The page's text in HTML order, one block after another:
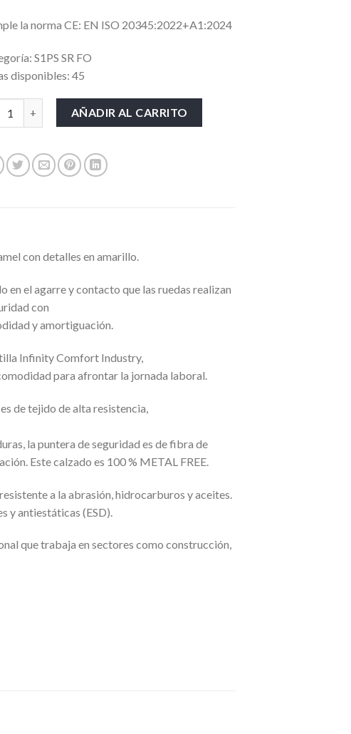
la norma CE: EN ISO 20345:2022+A1:2024
S1PS SR FO
disponibles: 45
DAKAR S1P SRC cantidad
AÑADIR AL CARRITO
con detalles en amarillo.
en el agarre y contacto que las ruedas realizan
con
y amortiguación.
Infinity Comfort Industry,
para afrontar la jornada laboral.
de tejido de alta resistencia,
la puntera de seguridad es de fibra de
Este calzado es 100 % METAL FREE.
a la abrasión, hidrocarburos y aceites.
y antiestáticas (ESD).
que trabaja en sectores como construcción,